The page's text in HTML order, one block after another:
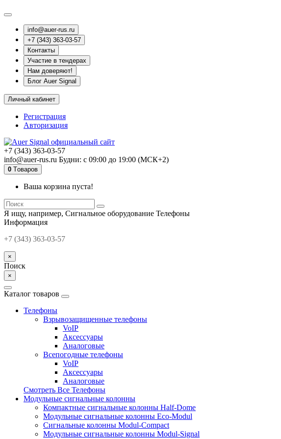
info@auer-rus.ru
+7 (343) 363-03-57
Контакты
Участие в тендерах
Нам доверяют!
Блог Auer Signal
Личный кабинет
Регистрация
Авторизация
+7 (343) 363-03-57
info@auer-rus.ru Будни: с 09:00 до 19:00 (МСК+2)
0 Tоваров
Ваша корзина пуста!
Я ищу, например, Сигнальное оборудование Телефоны
Информация
+7 (343) 363-03-57
×
Поиск
×
Каталог товаров
Телефоны
Взрывозащищенные телефоны
VoIP
Аксессуары
Аналоговые
Всепогодные телефоны
VoIP
Аксессуары
Аналоговые
Смотреть Все Телефоны
Модульные сигнальные колонны
Компактные сигнальные колонны Half-Dome
Модульные сигнальные колонны Eco-Modul
Сигнальные колонны Modul-Compact
Модульные сигнальные колонны Modul-Signal